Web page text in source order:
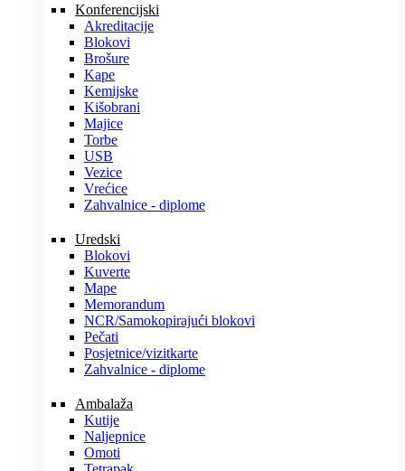
Konferencijski
Akreditacije
Blokovi
Brošure
Kape
Kemijske
Kišobrani
Majice
Torbe
USB
Vezice
Vrećice
Zahvalnice - diplome
Uredski
Blokovi
Kuverte
Mape
Memorandum
NCR/Samokopirajući blokovi
Pečati
Posjetnice/vizitkarte
Zahvalnice - diplome
Ambalaža
Kutije
Naljepnice
Omoti